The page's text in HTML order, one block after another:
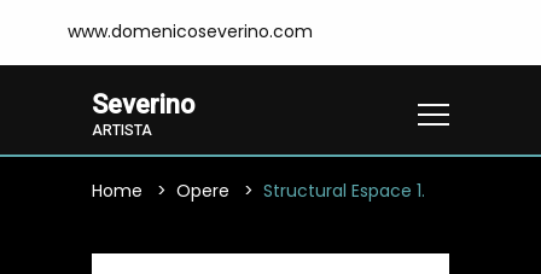
www.domenicoseverino.com
Severino
ARTISTA
Home Opere Structural Espace 1.